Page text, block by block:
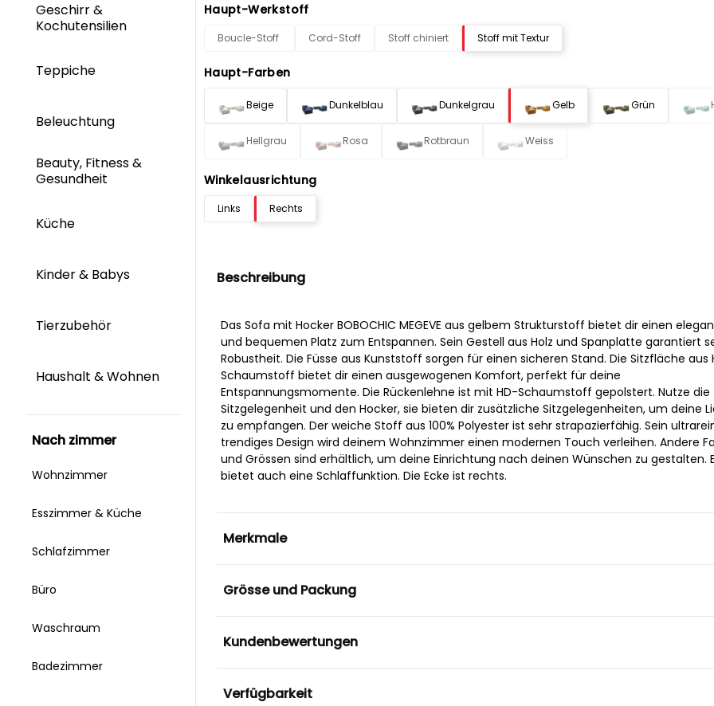
Geschirr &
Kochutensilien
Teppiche
Beleuchtung
Beauty, Fitness &
Gesundheit
Küche
Kinder & Babys
Tierzubehör
Haushalt & Wohnen
nach zimmer
Wohnzimmer
Esszimmer & Küche
Schlafzimmer
Büro
Waschraum
Badezimmer
Haupt-Werkstoff
Boucle-Stoff Cord-Stoff Stoff chiniert Stoff mit Textur
Haupt-Farben
Beige Dunkelblau Dunkelgrau Gelb Grün
Hellgrau Rosa Rotbraun Weiss
Winkelausrichtung
Links Rechts
Beschreibung
Das Sofa mit Hocker BOBOCHIC MEGEVE aus gelbem Strukturstoff bietet dir einen
und bequemen Platz zum Entspannen. Sein Gestell aus Holz und Spanplatte garantiert
Robustheit. Die Füsse aus Kunststoff sorgen für einen sicheren Stand. Die Sitzfläche aus
Schaumstoff bietet dir einen ausgewogenen Komfort, perfekt für deine
Entspannungsmomente. Die Rückenlehne ist mit HD-Schaumstoff gepolstert. Nutze die
Sitzgelegenheit und den Hocker, sie bieten dir zusätzliche Sitzgelegenheiten, um deine
zu empfangen. Der weiche Stoff aus 100% Polyester ist sehr strapazierfähig. Sein
trendiges Design wird deinem Wohnzimmer einen modernen Touch verleihen. Andere
und Grössen sind erhältlich, um deine Einrichtung nach deinen Wünschen zu gestalten.
bietet auch eine Schlaffunktion. Die Ecke ist rechts.
Merkmale
Grösse und Packung
Kundenbewertungen
Verfügbarkeit